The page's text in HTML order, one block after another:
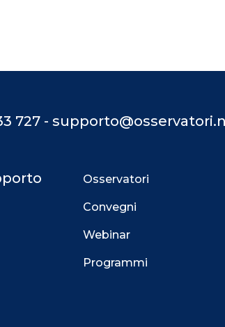
727 -
Osservatori
Convegni
Webinar
Programmi